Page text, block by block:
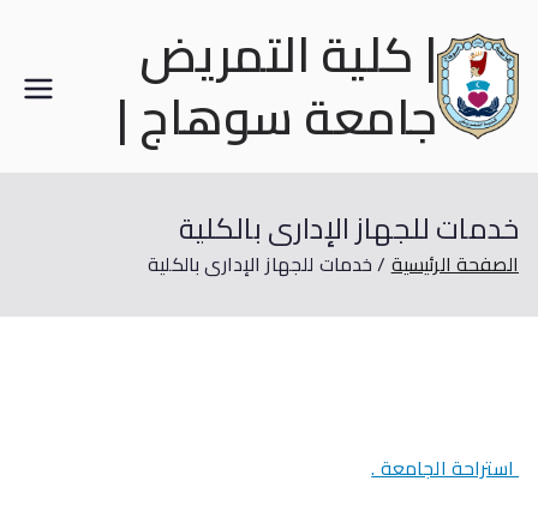
| كلية التمريض
جامعة سوهاج |
خدمات للجهاز الإدارى بالكلية
الصفحة الرئيسية خدمات للجهاز الإدارى بالكلية
استراحة الجامعة .